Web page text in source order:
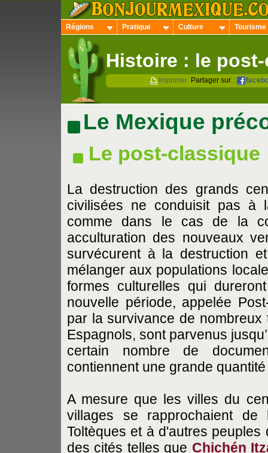
Régions Pratique Culture Tourisme
Histoire : le
Imprimer Partager sur :
Le Mexique
Le post-classique
La destruction des grands
civilisées ne conduisit pas à
comme dans le cas de la
acculturation des nouveaux
survécurent à la destruction
mélanger aux populations
formes culturelles qui
nouvelle période, appelée
par la survivance de
Espagnols, sont parvenus
certain nombre de
contiennent une grande
A mesure que les villes du
villages se rapprochaient
Toltèques et à d'autres
des cités telles que Chichén